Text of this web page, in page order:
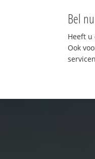
Bel
Heeft u
Ook